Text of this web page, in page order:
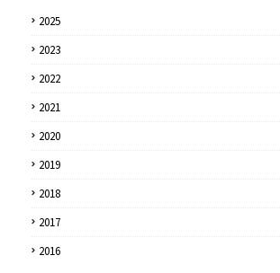
2025
2023
2022
2021
2020
2019
2018
2017
2016